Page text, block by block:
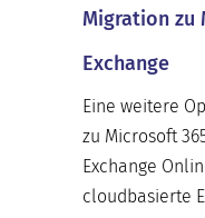
Migration zu
Exchange
Eine weitere
zu Microsoft
Exchange
cloudbasierte